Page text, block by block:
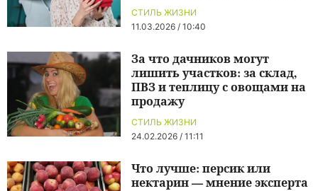
СТИЛЬ ЖИЗНИ
11.03.2026 / 10:40
СТИЛЬ ЖИЗНИ
24.02.2026 / 11:11
За что дачников могут
лишить участков: за склад,
ПВЗ и теплицу с овощами на
продажу
Что лучше: персик или
нектарин — мнение эксперта